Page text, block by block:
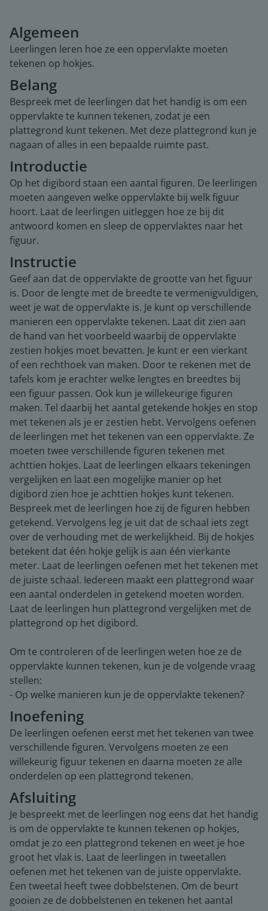
Algemeen
Leerlingen leren hoe ze een oppervlakte moeten
tekenen op hokjes.
Belang
Bespreek met de leerlingen dat het handig is om een
oppervlakte te kunnen tekenen, zodat je een
plattegrond kunt tekenen. Met deze plattegrond kun je
nagaan of alles in een bepaalde ruimte past.
Introductie
Op het digibord staan een aantal figuren. De leerlingen
moeten aangeven welke oppervlakte bij welk figuur
hoort. Laat de leerlingen uitleggen hoe ze bij dit
antwoord komen en sleep de oppervlaktes naar het
figuur.
Instructie
Geef aan dat de oppervlakte de grootte van het figuur
is. Door de lengte met de breedte te vermenigvuldigen,
weet je wat de oppervlakte is. Je kunt op verschillende
manieren een oppervlakte tekenen. Laat dit zien aan
de hand van het voorbeeld waarbij de oppervlakte
zestien hokjes moet bevatten. Je kunt er een vierkant
of een rechthoek van maken. Door te rekenen met de
tafels kom je erachter welke lengtes en breedtes bij
een figuur passen. Ook kun je willekeurige figuren
maken. Tel daarbij het aantal getekende hokjes en stop
met tekenen als je er zestien hebt. Vervolgens oefenen
de leerlingen met het tekenen van een oppervlakte. Ze
moeten twee verschillende figuren tekenen met
achttien hokjes. Laat de leerlingen elkaars tekeningen
vergelijken en laat een mogelijke manier op het
digibord zien hoe je achttien hokjes kunt tekenen.
Bespreek met de leerlingen hoe zij de figuren hebben
getekend. Vervolgens leg je uit dat de schaal iets zegt
over de verhouding met de werkelijkheid. Bij de hokjes
betekent dat één hokje gelijk is aan één vierkante
meter. Laat de leerlingen oefenen met het tekenen met
de juiste schaal. Iedereen maakt een plattegrond waar
een aantal onderdelen in getekend moeten worden.
Laat de leerlingen hun plattegrond vergelijken met de
plattegrond op het digibord.
Om te controleren of de leerlingen weten hoe ze de
oppervlakte kunnen tekenen, kun je de volgende vraag
stellen:
- Op welke manieren kun je de oppervlakte tekenen?
Inoefening
De leerlingen oefenen eerst met het tekenen van twee
verschillende figuren. Vervolgens moeten ze een
willekeurig figuur tekenen en daarna moeten ze alle
onderdelen op een plattegrond tekenen.
Afsluiting
Je bespreekt met de leerlingen nog eens dat het handig
is om de oppervlakte te kunnen tekenen op hokjes,
omdat je zo een plattegrond tekenen en weet je hoe
groot het vlak is. Laat de leerlingen in tweetallen
oefenen met het tekenen van de juiste oppervlakte.
Een tweetal heeft twee dobbelstenen. Om de beurt
gooien ze de dobbelstenen en tekenen het aantal